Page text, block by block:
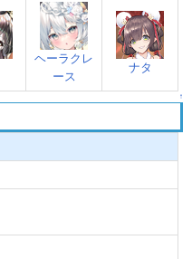
ヘーラクレ
ース
ナタ
↑